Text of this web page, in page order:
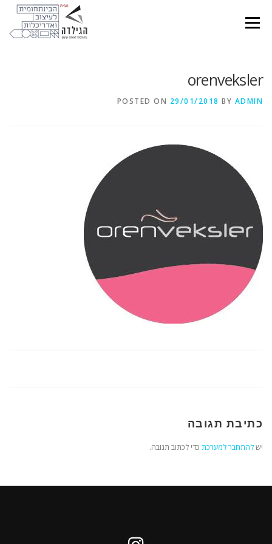
content
Menu
orenveksler
POSTED ON 29/01/2018 BY ADMIN
כתיבת תגובה
ישלהתחבר למערכת כדי לכתוב תגובה.